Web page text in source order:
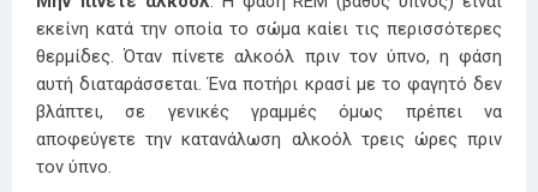
εκείνη κατά την οποία το σώμα καίει τις περισσότερες
θερμίδες. Όταν πίνετε αλκοόλ πριν τον ύπνο, η φάση
αυτή διαταράσσεται. Ένα ποτήρι κρασί με το φαγητό δεν
βλάπτει, σε γενικές γραμμές όμως πρέπει να
αποφεύγετε την κατανάλωση αλκοόλ τρεις ώρες πριν
τον ύπνο.